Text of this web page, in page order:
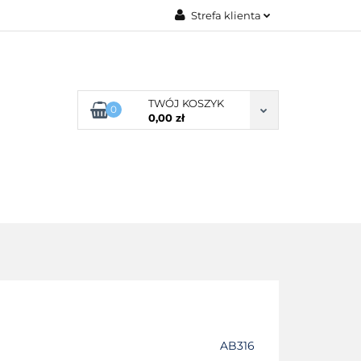
Strefa klienta
Dodaj zgłoszenie
0
TWÓJ KOSZYK
0,00 zł
AB316